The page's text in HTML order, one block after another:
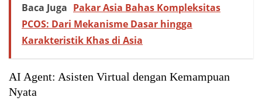
Baca Juga Pakar Asia Bahas Kompleksitas
PCOS: Dari Mekanisme Dasar hingga
Karakteristik Khas di Asia
AI Agent: Asisten Virtual dengan Kemampuan
Nyata